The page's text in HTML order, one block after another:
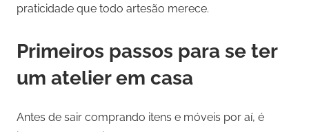
praticidade que todo artesão merece.
Primeiros passos para se ter
um atelier em casa
Antes de sair comprando itens e móveis por aí, é